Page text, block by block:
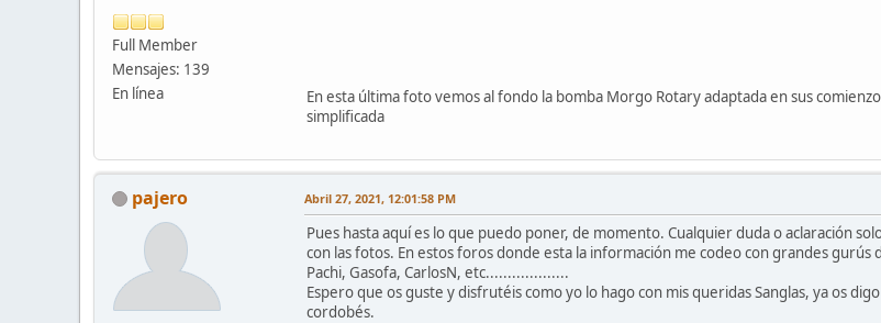
Full Member
Mensajes: 139
En línea
En esta última foto vemos al fondo la bomba Morgo Rotary adaptada en sus
simplificada
pajero Abril 27, 2021, 12:01:58 PM
Pues hasta aquí es lo que puedo poner, de momento. Cualquier duda o aclaración
con las fotos. En estos foros donde esta la información me codeo con grandes
Pachi, Gasofa, CarlosN, etc...................
Espero que os guste y disfrutéis como yo lo hago con mis queridas Sanglas, ya os
cordobés.